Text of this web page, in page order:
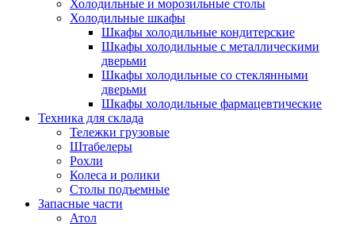
Холодильные и морозильные столы
Холодильные шкафы
Шкафы холодильные кондитерские
Шкафы холодильные с металлическими
дверьми
Шкафы холодильные со стеклянными
дверьми
Шкафы холодильные фармацевтические
Техника для склада
Тележки грузовые
Штабелеры
Рохли
Колеса и ролики
Столы подъемные
Запасные части
Атол